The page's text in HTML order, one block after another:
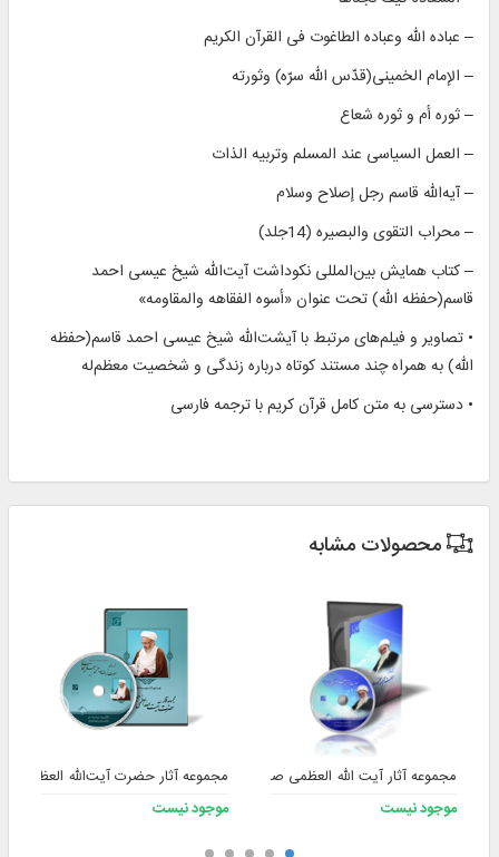
– عباده الله وعباده الطاغوت فی القرآن الکریم
– الإمام الخمینی(قدّس الله سرّه) وثورته
– ثوره أم و ثوره شعاع
– العمل السیاسی عند المسلم وتربیه الذات
– آیه‌الله قاسم رجل إصلاح وسلام
– محراب التقوى والبصیره (14جلد)
– کتاب همایش بین‌المللی نکوداشت آیت‌الله شیخ عیسی احمد
قاسم(حفظه الله) تحت عنوان «أسوه الفقاهه والمقاومه»
• تصاویر و فیلم‌های مرتبط با آیشت‌الله شیخ عیسى احمد قاسم(حفظه
الله) به همراه چند مستند کوتاه درباره زندگی و شخصیت معظم‌له
• دسترسی به متن کامل قرآن کریم با ترجمه فارسی
محصولات مشابه
مجموعه آثار آیت الله العظمی صافی گلپایگانی (ره)
موجود نیست
مجموعه آثار حضرت آیت‌الله العظمی
موجود نیست